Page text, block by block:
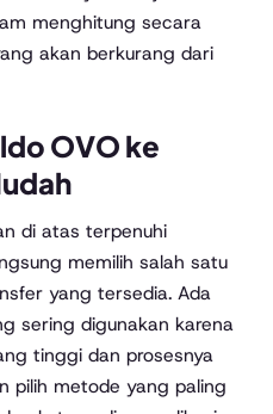
menghitung secara
akan berkurang dari
OVO ke
di atas terpenuhi
memilih salah satu
yang tersedia. Ada
sering digunakan karena
tinggi dan prosesnya
pilih metode yang paling